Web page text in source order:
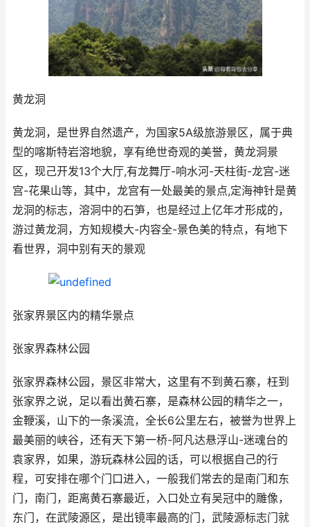
黄龙洞
黄龙洞，是世界自然遗产，为国家5A级旅游景区，属于典
型的喀斯特岩溶地貌，享有绝世奇观的美誉，黄龙洞景
区，现己开发13个大厅,有龙舞厅-响水河-天柱街-龙宫-迷
宫-花果山等，其中，龙宫有一处最美的景点,定海神针是黄
龙洞的标志，溶洞中的石笋，也是经过上亿年才形成的，
游过黄龙洞，方知规模大-内容全-景色美的特点，有地下
看世界，洞中别有天的景观
张家界景区内的精华景点
张家界森林公园
张家界森林公园，景区非常大，这里有不到黄石寨，枉到
张家界之说，足以看出黄石寨，是森林公园的精华之一，
金鞭溪，山下的一条溪流，全长6公里左右，被誉为世界上
最美丽的峡谷，还有天下第一桥-阿凡达悬浮山-迷魂台的
袁家界，如果，游玩森林公园的话，可以根据自己的行
程，可安排在哪个门口进入，一般我们常去的是南门和东
门，南门，距离黄石寨最近，入口处立有吴冠中的雕像，
东门，在武陵源区，是出镜率最高的门，武陵源标志门就